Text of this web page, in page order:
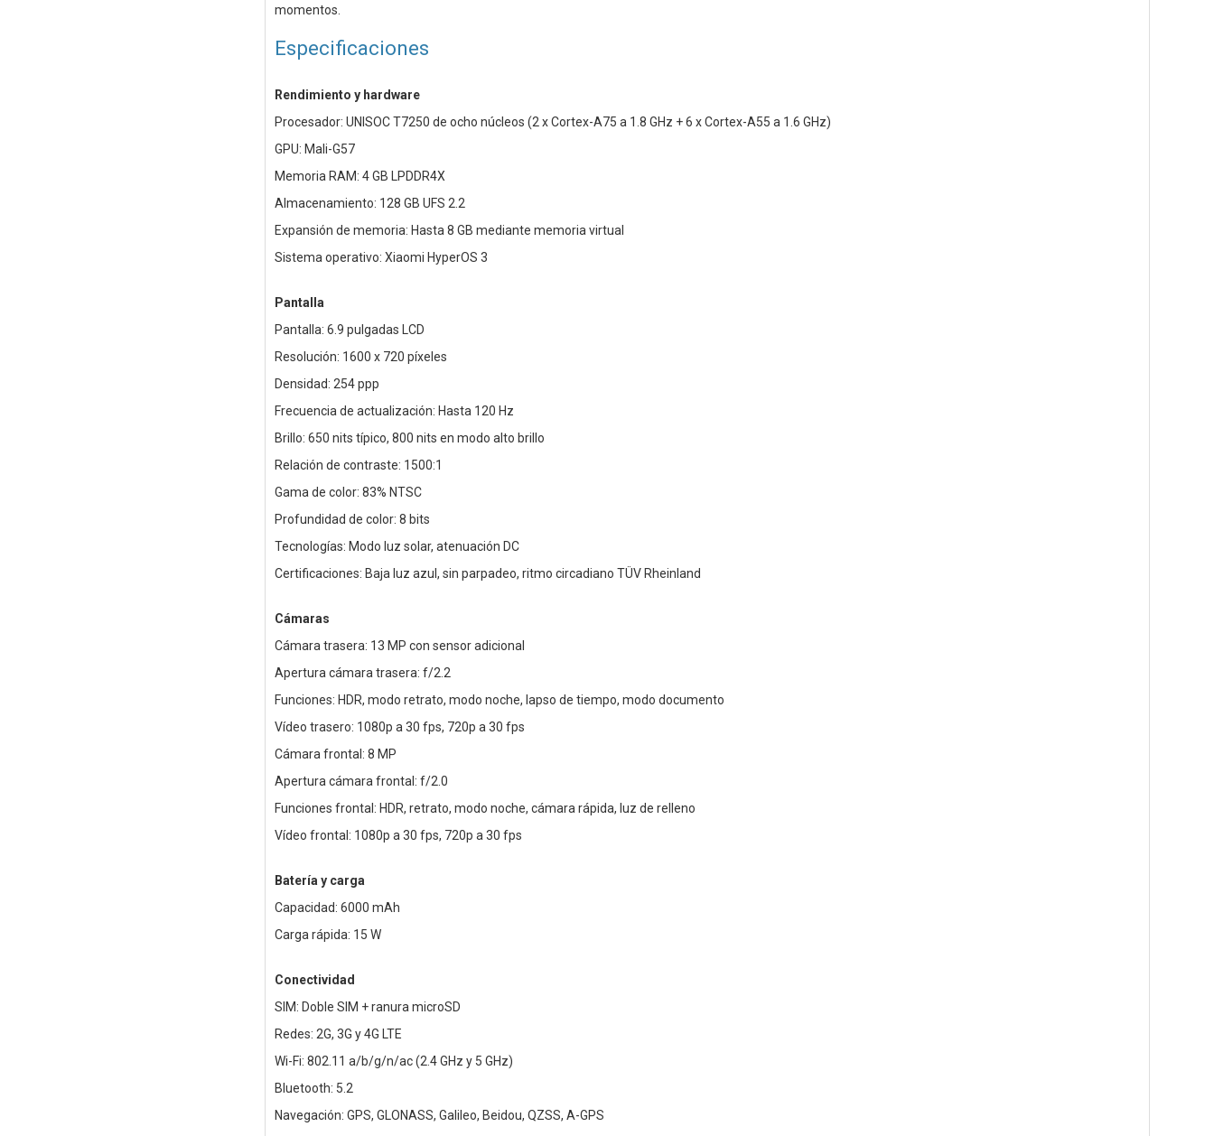
momentos.
Especificaciones
Rendimiento y hardware
Procesador: UNISOC T7250 de ocho núcleos (2 x Cortex-A75 a 1.8 GHz + 6 x Cortex-A55 a 1.6 GHz)
GPU: Mali-G57
Memoria RAM: 4 GB LPDDR4X
Almacenamiento: 128 GB UFS 2.2
Expansión de memoria: Hasta 8 GB mediante memoria virtual
Sistema operativo: Xiaomi HyperOS 3
Pantalla
Pantalla: 6.9 pulgadas LCD
Resolución: 1600 x 720 píxeles
Densidad: 254 ppp
Frecuencia de actualización: Hasta 120 Hz
Brillo: 650 nits típico, 800 nits en modo alto brillo
Relación de contraste: 1500:1
Gama de color: 83% NTSC
Profundidad de color: 8 bits
Tecnologías: Modo luz solar, atenuación DC
Certificaciones: Baja luz azul, sin parpadeo, ritmo circadiano TÜV Rheinland
Cámaras
Cámara trasera: 13 MP con sensor adicional
Apertura cámara trasera: f/2.2
Funciones: HDR, modo retrato, modo noche, lapso de tiempo, modo documento
Vídeo trasero: 1080p a 30 fps, 720p a 30 fps
Cámara frontal: 8 MP
Apertura cámara frontal: f/2.0
Funciones frontal: HDR, retrato, modo noche, cámara rápida, luz de relleno
Vídeo frontal: 1080p a 30 fps, 720p a 30 fps
Batería y carga
Capacidad: 6000 mAh
Carga rápida: 15 W
Conectividad
SIM: Doble SIM + ranura microSD
Redes: 2G, 3G y 4G LTE
Wi-Fi: 802.11 a/b/g/n/ac (2.4 GHz y 5 GHz)
Bluetooth: 5.2
Navegación: GPS, GLONASS, Galileo, Beidou, QZSS, A-GPS